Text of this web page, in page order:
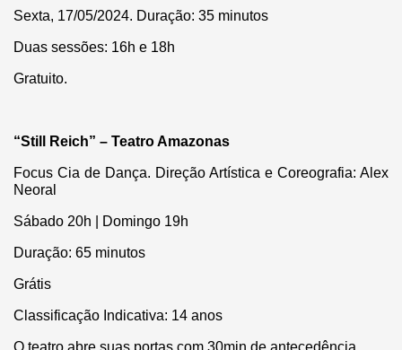
Sexta, 17/05/2024. Duração: 35 minutos
Duas sessões: 16h e 18h
Gratuito.
“Still Reich” – Teatro Amazonas
Focus Cia de Dança. Direção Artística e Coreografia: Alex
Neoral
Sábado 20h | Domingo 19h
Duração: 65 minutos
Grátis
Classificação Indicativa: 14 anos